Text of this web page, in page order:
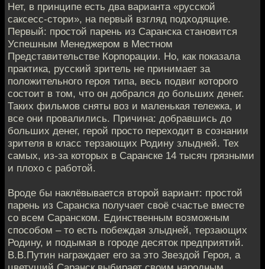
Нет, в принципе есть два варианта «русской
саксесс-стори», на первый взгляд подходящие.
Первый: простой парень из Саранска становится
Успешным Менеджером в Местном
Представительстве Корпорации. Но, как показала
практика, русский зритель не принимает за
положительного героя типа, весь подвиг которого
состоит в том, что он добрался до больших денег.
Таких фильмов сняты воз и маленькая тележка, и
все они провалились. Причина: добравшись до
больших денег, герой просто переходит в сознании
зрителя в класс терзающих Родину злыдней. Тех
самых, из-за которых в Саранске 14 тысяч грязными
и плохо с работой.
Вроде бы наклёвывается второй вариант: простой
парень из Саранска получает своё счастье вместе
со всем Саранском. Единственным возможным
способом – то есть побеждая злыдней, терзающих
Родину, и подымая в городе десяток предприятий.
В.В.Путин награждает его за это Звездой Героя, а